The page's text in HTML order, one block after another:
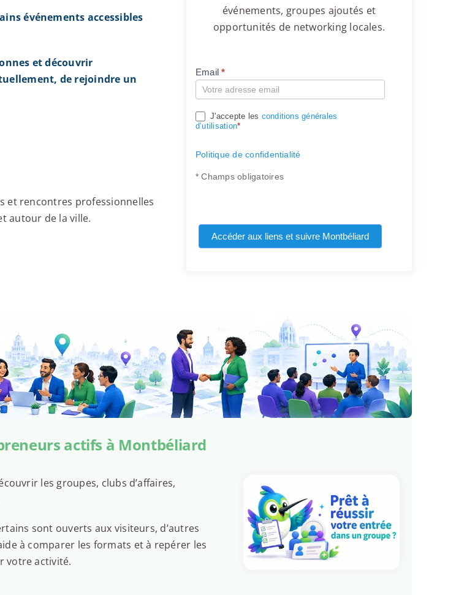
événements accessibles
et découvrir
de rejoindre un
et rencontres professionnelles
autour de la ville.
événements, groupes ajoutés et
opportunités de networking locales.
Compte
Email*
J'accepte les conditions générales
d’utilisation*
Politique de confidentialité
* Champs obligatoires
Accéder aux liens et suivre Montbéliard
actifs à Montbéliard
les groupes, clubs d’affaires,
sont ouverts aux visiteurs, d’autres
à comparer les formats et à repérer les
votre activité.